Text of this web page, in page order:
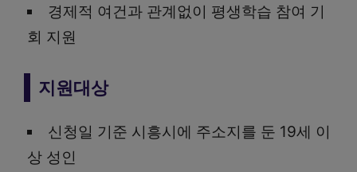
경제적 여건과 관계없이 평생학습 참여 기
회 지원
지원대상
신청일 기준 시흥시에 주소지를 둔 19세 이
상 성인